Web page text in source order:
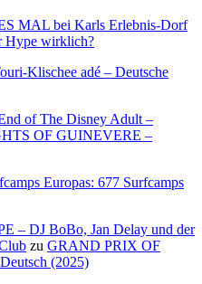
MAL bei Karls Erlebnis-Dorf
Hype wirklich?
Klischee adé – Deutsche
of The Disney Adult –
OF GUINEVERE –
Europas: 677 Surfcamps
– DJ BoBo, Jan Delay und der
zu GRAND PRIX OF
(2025)